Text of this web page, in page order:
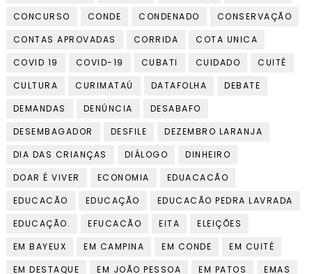
CONCURSO
CONDE CONDENADO
CONSERVAÇÃO
CONTAS APROVADAS
CORRIDA
COTA UNICA
COVID 19
COVID-19 CUBATI CUIDADO
CUITÉ
CULTURA
CURIMATAÚ DATAFOLHA
DEBATE
DEMANDAS
DENÚNCIA
DESABAFO
DESEMBAGADOR
DESFILE
DEZEMBRO LARANJA
DIA DAS CRIANÇAS
DIÁLOGO
DINHEIRO
DOAR É VIVER
ECONOMIA
EDUACACÃO
EDUCACÃO
EDUCAÇÃO
EDUCACÃO PEDRA LAVRADA
EDUCAÇÃO.
EFUCACÃO EITA
ELEIÇÕES
EM BAYEUX
EM CAMPINA EM CONDE
EM CUITÉ
EM DESTAQUE
EM JOÃO PESSOA EM PATOS
EMAS